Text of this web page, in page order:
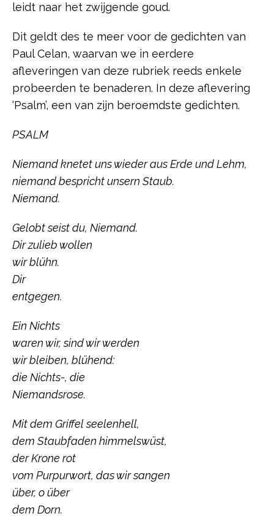
leidt naar het zwijgende goud.
Dit geldt des te meer voor de gedichten van
Paul Celan, waarvan we in eerdere
afleveringen van deze rubriek reeds enkele
probeerden te benaderen. In deze aflevering
‘Psalm’, een van zijn beroemdste gedichten.
PSALM
Niemand knetet uns wieder aus Erde und Lehm,
niemand bespricht unsern Staub.
Niemand.
Gelobt seist du, Niemand.
Dir zulieb wollen
wir blühn.
Dir
entgegen.
Ein Nichts
waren wir, sind wir werden
wir bleiben, blühend:
die Nichts-, die
Niemandsrose.
Mit dem Griffel seelenhell,
dem Staubfaden himmelswüst,
der Krone rot
vom Purpurwort, das wir sangen
über, o über
dem Dorn.